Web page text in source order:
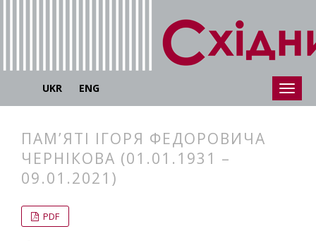
UKR ENG
ПАМ’ЯТІ ІГОРЯ ФЕДОРОВИЧА
ЧЕРНІКОВА (01.01.1931 –
09.01.2021)
PDF